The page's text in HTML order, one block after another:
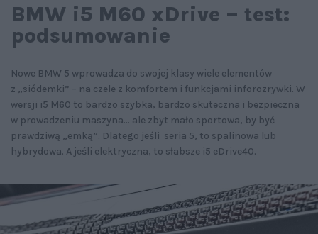
BMW i5 M60 xDrive – test:
podsumowanie
Nowe BMW 5 wprowadza do swojej klasy wiele elementów
z „siódemki” – na czele z komfortem i funkcjami inforozrywki. W
wersji i5 M60 to bardzo szybka, bardzo skuteczna i bezpieczna
w prowadzeniu maszyna... ale zbyt mało sportowa, by być
prawdziwą „emką”. Dlatego jeśli seria 5, to spalinowa lub
hybrydowa. A jeśli elektryczna, to słabsze i5 eDrive40.